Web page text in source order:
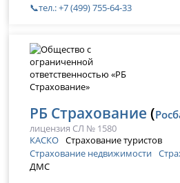
📞тел.: +7 (499) 755-64-33
РБ Страхование (
лицензия СЛ № 1580
КАСКО Страхование туристов
Страхование недвижимости
ДМС